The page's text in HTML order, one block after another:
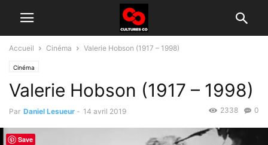
Accueil Cinéma Valerie Hobson (1917 – 1998)
Cinéma
Valerie Hobson (1917 – 1998)
Par Daniel Lesueur - 14 avril 2019 0
2338
Save